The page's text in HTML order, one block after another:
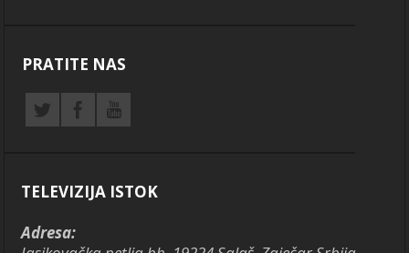
PRATITE NAS
TELEVIZIJA ISTOK
Adresa: